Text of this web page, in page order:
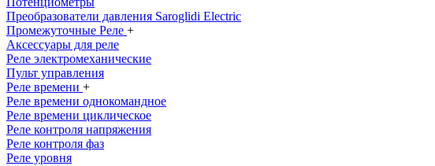
Преобразователи давления Saroglidi Electric
Промежуточные Реле +
Аксессуары для реле
Реле электромеханические
Пульт управления
Реле времени +
Реле времени однокомандное
Реле времени циклическое
Реле контроля напряжения
Реле контроля фаз
Реле уровня